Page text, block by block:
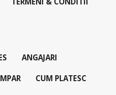
ANGAJARI
CUM PLATESC